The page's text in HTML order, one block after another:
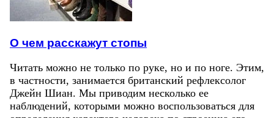
О чем расскажут стопы
Читать можно не только по руке, но и по ноге. Этим,
в частности, занимается британский рефлексолог
Джейн Шиан. Мы приводим несколько ее
наблюдений, которыми можно воспользоваться для